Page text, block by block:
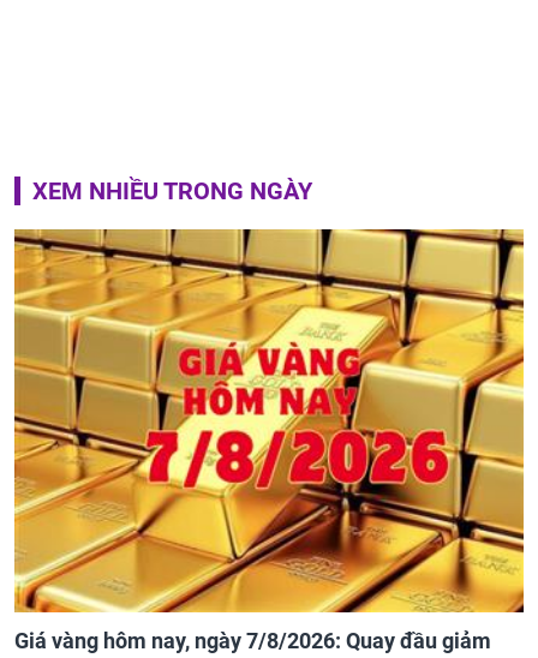
XEM NHIỀU TRONG NGÀY
Giá vàng hôm nay, ngày 7/8/2026: Quay đầu giảm